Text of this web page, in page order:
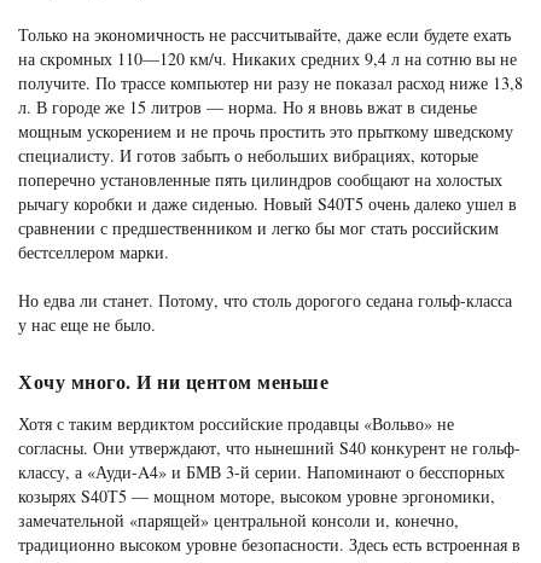
Только на экономичность не рассчитывайте, даже если будете ехать
на скромных 110—120 км/ч. Никаких средних 9,4 л на сотню вы не
получите. По трассе компьютер ни разу не показал расход ниже 13,8
л. В городе же 15 литров — норма. Но я вновь вжат в сиденье
мощным ускорением и не прочь простить это прыткому шведскому
специалисту. И готов забыть о небольших вибрациях, которые
поперечно установленные пять цилиндров сообщают на холостых
рычагу коробки и даже сиденью. Новый S40T5 очень далеко ушел в
сравнении с предшественником и легко бы мог стать российским
бестселлером марки.
Но едва ли станет. Потому, что столь дорогого седана гольф-класса
у нас еще не было.
Хочу много. И ни центом меньше
Хотя с таким вердиктом российские продавцы «Вольво» не
согласны. Они утверждают, что нынешний S40 конкурент не гольф-
классу, а «Ауди-A4» и БМВ 3-й серии. Напоминают о бесспорных
козырях S40Т5 — мощном моторе, высоком уровне эргономики,
замечательной «парящей» центральной консоли и, конечно,
традиционно высоком уровне безопасности. Здесь есть встроенная в